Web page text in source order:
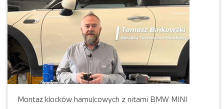
Montaż klocków hamulcowych z nitami BMW MINI